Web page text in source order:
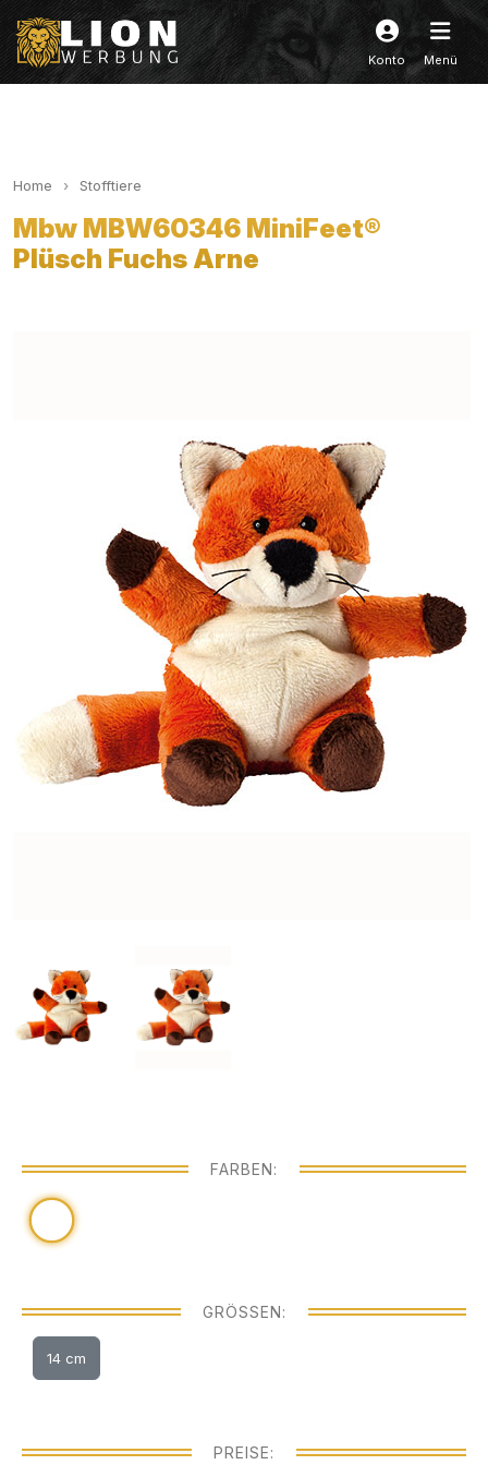
Konto Menü
Home Stofftiere
Mbw MBW60346 MiniFeet®
Plüsch Fuchs Arne
FARBEN:
GRÖSSEN:
14 cm
PREISE: